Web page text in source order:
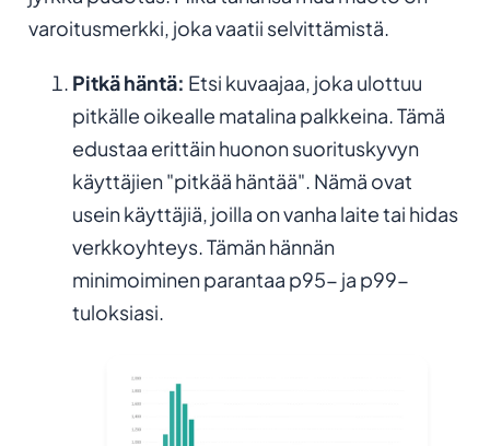
varoitusmerkki, joka vaatii selvittämistä.
Pitkä häntä: Etsi kuvaajaa, joka ulottuu
pitkälle oikealle matalina palkkeina. Tämä
edustaa erittäin huonon suorituskyvyn
käyttäjien "pitkää häntää". Nämä ovat
usein käyttäjiä, joilla on vanha laite tai hidas
verkkoyhteys. Tämän hännän
minimoiminen parantaa p95- ja p99-
tuloksiasi.